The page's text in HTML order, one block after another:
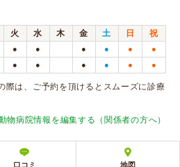
火 水 木 金 土 日
祝
● ● ● ● ● ●
● ● ● ● ● ●
は、ご予約を頂けるとスムーズに診療
物病院情報を編集する（関係者の方へ）
口コミ 地図